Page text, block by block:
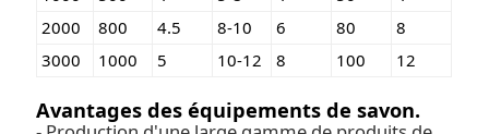
2000
800 4.5 8-10 6 80
8
3000
1000 5 10-12 8 100 12
Avantages des équipements de savon.